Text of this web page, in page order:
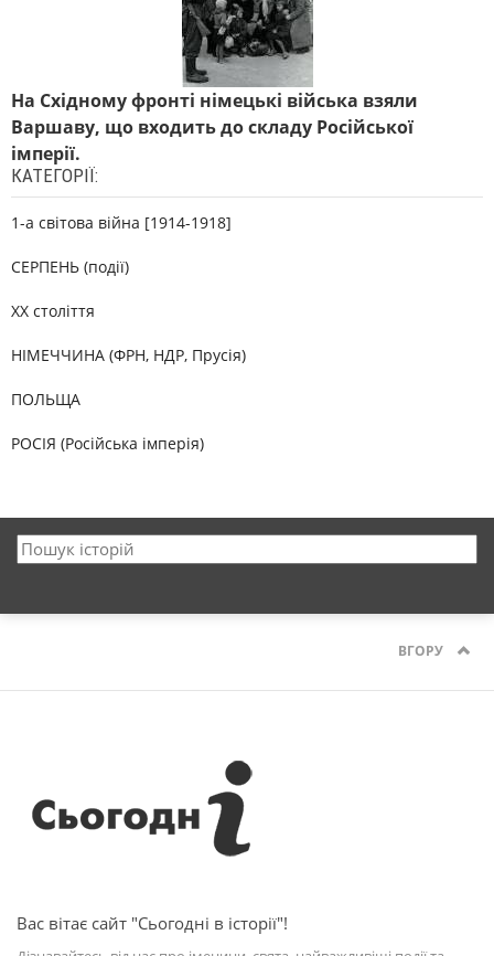
На Східному фронті німецькі війська взяли
Варшаву, що входить до складу Російської
імперії.
КАТЕГОРІЇ:
1-а світова війна [1914-1918]
СЕРПЕНЬ (події)
XX століття
НІМЕЧЧИНА (ФРН, НДР, Прусія)
ПОЛЬЩА
РОСІЯ (Російська імперія)
ВГОРУ
Вас вітає сайт "Сьогодні в історії"!